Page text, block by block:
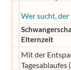
Wer sucht,
Elternzeit
Mit der
Tagesablaufes